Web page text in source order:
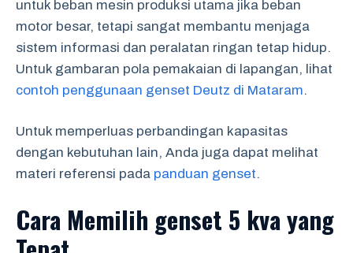
untuk beban mesin produksi utama jika beban
motor besar, tetapi sangat membantu menjaga
sistem informasi dan peralatan ringan tetap hidup.
Untuk gambaran pola pemakaian di lapangan, lihat
contoh penggunaan genset Deutz di Mataram.
Untuk memperluas perbandingan kapasitas
dengan kebutuhan lain, Anda juga dapat melihat
materi referensi pada panduan genset.
Cara Memilih genset 5 kva yang